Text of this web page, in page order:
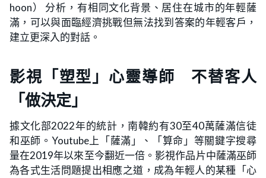
hoon） 分析，有相同文化背景、居住在城市的年輕薩
滿，可以與面臨經濟挑戰但無法找到答案的年輕客戶，
建立更深入的對話。
影視「塑型」心靈導師 不替客人
「做決定」
據文化部2022年的統計，南韓約有30至40萬薩滿信徒
和巫師。Youtube上「薩滿」、「算命」等關鍵字搜尋
量在2019年以來至今翻近一倍。影視作品片中薩滿巫師
為各式生活問題提出相應之道，成為年輕人的某種「心